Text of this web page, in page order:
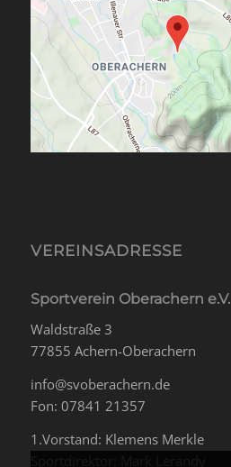
VEREINSADRESSE
Sportverein Oberachern e.V.
Waldstraße 3
77855 Achern-Oberachern
info@svoberachern.de
Fon: 07841 21357
1.Vorstand: Klemens Merkle